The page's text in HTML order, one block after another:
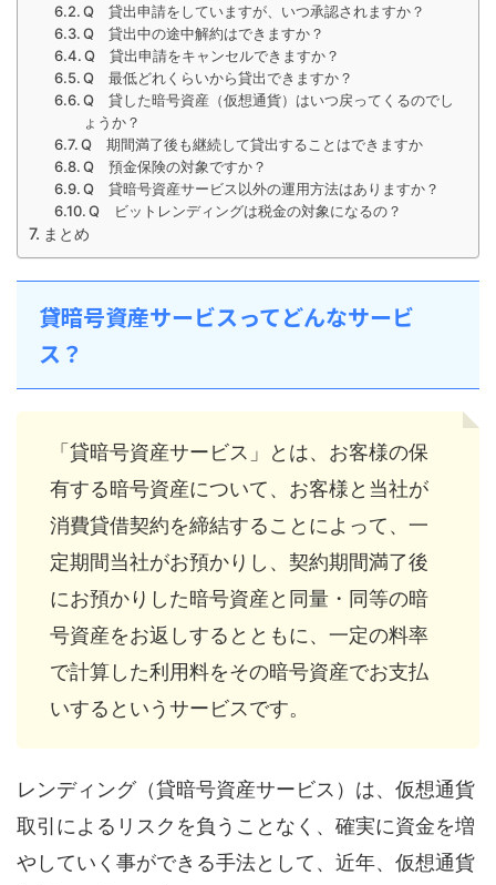
Q 貸出申請をしていますが、いつ承認されますか？
Q 貸出中の途中解約はできますか？
Q 貸出申請をキャンセルできますか？
Q 最低どれくらいから貸出できますか？
Q 貸した暗号資産（仮想通貨）はいつ戻ってくるのでし
ょうか？
Q 期間満了後も継続して貸出することはできますか
Q 預金保険の対象ですか？
Q 貸暗号資産サービス以外の運用方法はありますか？
Q ビットレンディングは税金の対象になるの？
まとめ
貸暗号資産サービスってどんなサービ
ス？
「貸暗号資産サービス」とは、お客様の保
有する暗号資産について、お客様と当社が
消費貸借契約を締結することによって、一
定期間当社がお預かりし、契約期間満了後
にお預かりした暗号資産と同量・同等の暗
号資産をお返しするとともに、一定の料率
で計算した利用料をその暗号資産でお支払
いするというサービスです。
レンディング（貸暗号資産サービス）は、仮想通貨
取引によるリスクを負うことなく、確実に資金を増
やしていく事ができる手法として、近年、仮想通貨